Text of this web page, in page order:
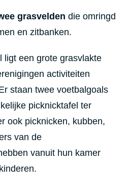
grasvelden die omringd
en zitbanken.
ligt een grote grasvlakte
activiteiten
staan twee voetbalgoals
picknicktafel ter
ook picknicken, kubben,
van de
vanuit hun kamer